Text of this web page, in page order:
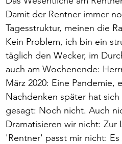
Damit der Rentner immer
Tagesstruktur, meinen die
Kein Problem, ich bin ein
täglich den Wecker, im
auch am Wochenende:
März 2020: Eine Pandemie,
Nachdenken später hat
gesagt: Noch nicht. Auch
Dramatisieren wir nicht:
'Rentner' passt mir nicht: